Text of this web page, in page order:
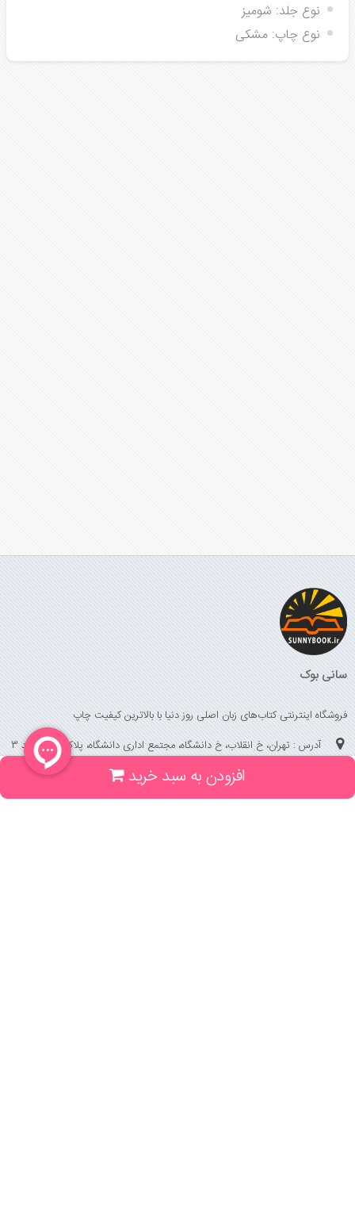
نوع جلد: شومیز
نوع چاپ: مشکی
افزودن به سبد خرید
سانی بوک
فروشگاه اینترنتی کتاب‌های زبان اصلی روز دنیا با بالاترین کیفیت چاپ
آدرس : تهران، خ انقلاب، خ دانشگاه، مجتمع اداری دانشگاه، پلاک 158 واحد 3
(جهت خرید حضوری، تلفنی ، پیگیری سفارشات سایت با شماره تلفن 02166175070
تماس حاصل فرمایید)